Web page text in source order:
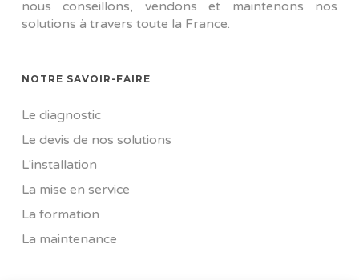
nous conseillons, vendons et maintenons nos
solutions à travers toute la France.
NOTRE SAVOIR-FAIRE
Le diagnostic
Le devis de nos solutions
L'installation
La mise en service
La formation
La maintenance